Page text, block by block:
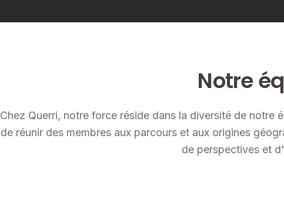
Notre
Chez Querri, notre force réside dans la diversité de notre
de réunir des membres aux parcours et aux origines
de perspectives et